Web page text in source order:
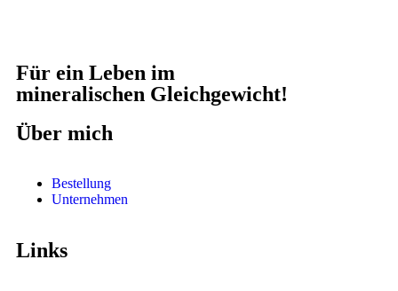
Für ein Leben im
mineralischen Gleichgewicht!
Über mich
Bestellung
Unternehmen
Links